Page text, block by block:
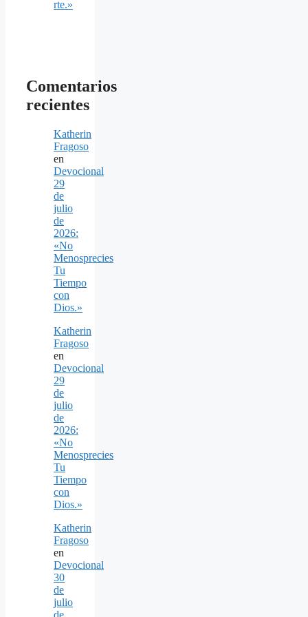
rte.»
Comentarios
recientes
Katherin
Fragoso
en
Devocional
29
de
julio
de
2026:
«No
Menosprecies
Tu
Tiempo
con
Dios.»
Katherin
Fragoso
en
Devocional
29
de
julio
de
2026:
«No
Menosprecies
Tu
Tiempo
con
Dios.»
Katherin
Fragoso
en
Devocional
30
de
julio
de